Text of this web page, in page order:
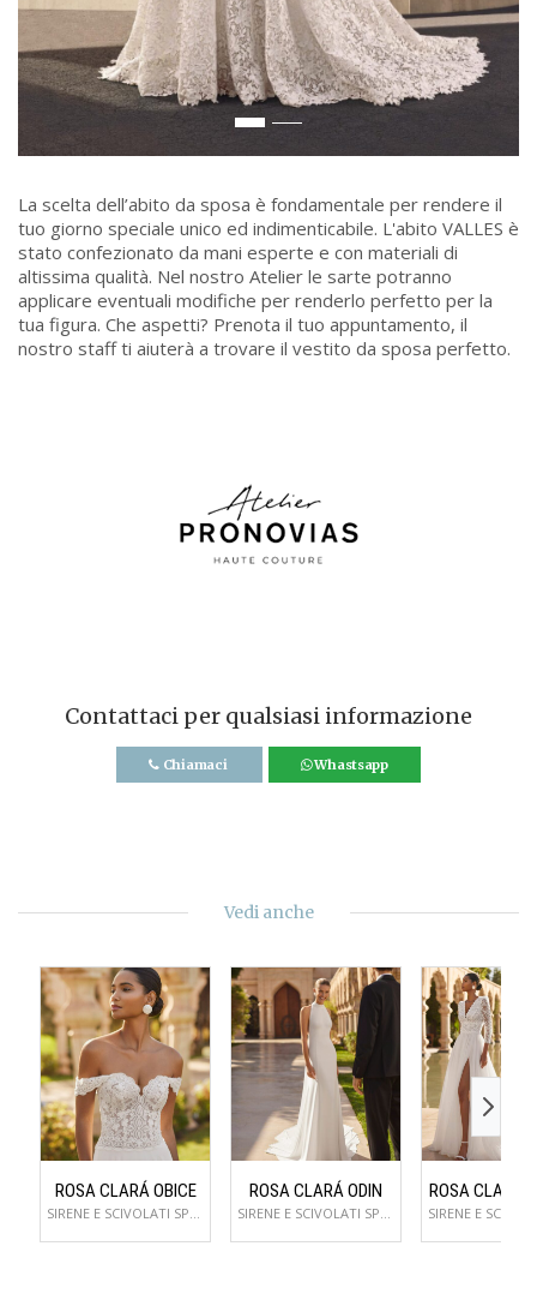
La scelta dell’abito da sposa è fondamentale per rendere il
tuo giorno speciale unico ed indimenticabile. L'abito VALLES è
stato confezionato da mani esperte e con materiali di
altissima qualità. Nel nostro Atelier le sarte potranno
applicare eventuali modifiche per renderlo perfetto per la
tua figura. Che aspetti? Prenota il tuo appuntamento, il
nostro staff ti aiuterà a trovare il vestito da sposa perfetto.
Contattaci per qualsiasi informazione
Chiamaci Whastsapp
Vedi anche
ROSA CLARÁ OBICE
SIRENE E SCIVOLATI SPOSA
ROSA CLARÁ ODIN
SIRENE E SCIVOLATI SPOSA
ROSA CLARÁ